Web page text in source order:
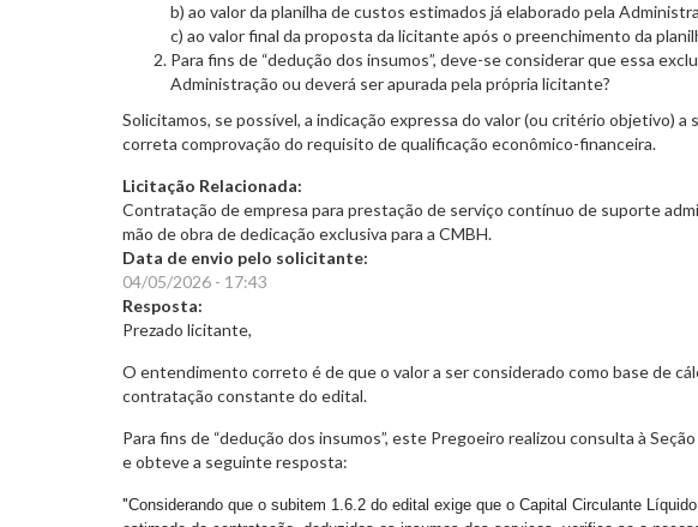
b) ao valor da planilha de custos estimados já elaborado pela
c) ao valor final da proposta da licitante após o preenchimento da
Para fins de “dedução dos insumos”, deve-se considerar que essa
Administração ou deverá ser apurada pela própria licitante?
Solicitamos, se possível, a indicação expressa do valor (ou critério objetivo) a
correta comprovação do requisito de qualificação econômico-financeira.
Licitação Relacionada:
Contratação de empresa para prestação de serviço contínuo de suporte
mão de obra de dedicação exclusiva para a CMBH.
Data de envio pelo solicitante:
04/05/2026 - 17:43
Resposta:
Prezado licitante,
O entendimento correto é de que o valor a ser considerado como base de
contratação constante do edital.
Para fins de “dedução dos insumos”, este Pregoeiro realizou consulta à
e obteve a seguinte resposta:
"Considerando que o subitem 1.6.2 do edital exige que o Capital Circulante